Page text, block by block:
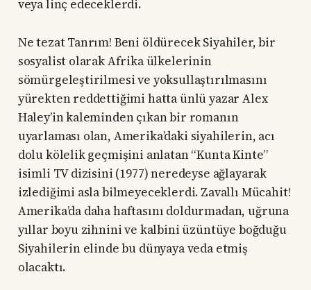
veya linç edeceklerdi.
Ne tezat Tanrım! Beni öldürecek Siyahiler, bir
sosyalist olarak Afrika ülkelerinin
sömürgeleştirilmesi ve yoksullaştırılmasını
yürekten reddettiğimi hatta ünlü yazar Alex
Haley’in kaleminden çıkan bir romanın
uyarlaması olan, Amerika’daki siyahilerin, acı
dolu kölelik geçmişini anlatan “Kunta Kinte”
isimli TV dizisini (1977) neredeyse ağlayarak
izlediğimi asla bilmeyeceklerdi. Zavallı Mücahit!
Amerika’da daha haftasını doldurmadan, uğruna
yıllar boyu zihnini ve kalbini üzüntüye boğduğu
Siyahilerin elinde bu dünyaya veda etmiş
olacaktı.